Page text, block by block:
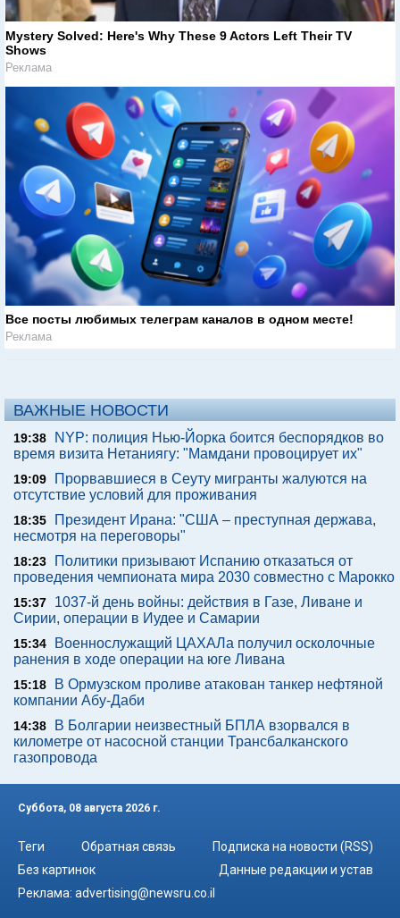
Mystery Solved: Here's Why These 9 Actors Left Their TV
Shows
Реклама
Все посты любимых телеграм каналов в одном месте!
Реклама
ВАЖНЫЕ НОВОСТИ
19:38
NYP: полиция Нью-Йорка боится беспорядков во
время визита Нетаниягу: "Мамдани провоцирует их"
19:09
Прорвавшиеся в Сеуту мигранты жалуются на
отсутствие условий для проживания
18:35
Президент Ирана: "США – преступная держава,
несмотря на переговоры"
18:23
Политики призывают Испанию отказаться от
проведения чемпионата мира 2030 совместно с Марокко
15:37
1037-й день войны: действия в Газе, Ливане и
Сирии, операции в Иудее и Самарии
15:34
Военнослужащий ЦАХАЛа получил осколочные
ранения в ходе операции на юге Ливана
15:18
В Ормузском проливе атакован танкер нефтяной
компании Абу-Даби
14:38
В Болгарии неизвестный БПЛА взорвался в
километре от насосной станции Трансбалканского
газопровода
Суббота, 08 августа 2026 г.
Теги Обратная связь
Подписка на новости (RSS)
Без картинок
Данные редакции и устав
Реклама: advertising@newsru.co.il